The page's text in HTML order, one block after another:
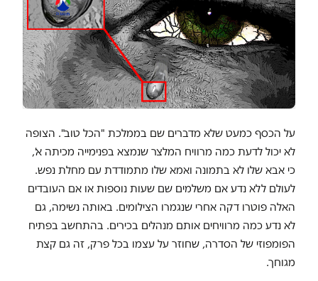
על הכסף כמעט שלא מדברים שם בממלכת "הכל טוב". הצופה
לא יכול לדעת כמה מרוויח המלצר שנמצא בפנימייה מכיתה א',
כי אבא שלו לא בתמונה ואמא שלו מתמודדת עם מחלת נפש.
לעולם ללא נדע אם משלמים שם שעות נוספות או אם העובדים
האלה פוטרו דקה אחרי שנגמרו הצילומים. באותה נשימה, גם
לא נדע כמה מרוויחים אותם מנהלים בכירים. בהתחשב בפתיח
הפומפוזי של הסדרה, שחוזר על עצמו בכל פרק, זה גם קצת
מגוחך.